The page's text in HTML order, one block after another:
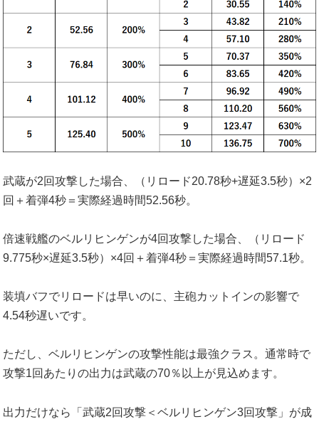
武蔵が2回攻撃した場合、（リロード20.78秒+遅延3.5秒）×2
回＋着弾4秒＝実際経過時間52.56秒。
倍速戦艦のベルリヒンゲンが4回攻撃した場合、（リロード
9.775秒×遅延3.5秒）×4回＋着弾4秒＝実際経過時間57.1秒。
装填バフでリロードは早いのに、主砲カットインの影響で
4.54秒遅いです。
ただし、ベルリヒンゲンの攻撃性能は最強クラス。通常時で
攻撃1回あたりの出力は武蔵の70％以上が見込めます。
出力だけなら「武蔵2回攻撃＜ベルリヒンゲン3回攻撃」が成